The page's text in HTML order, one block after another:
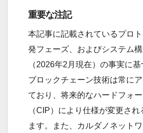
重要な注記
本記事に記載されているプロ
発フェーズ、およびシステム
（2026年2月現在）の事実に基
ブロックチェーン技術は常に
ており、将来的なハードフォ
（CIP）により仕様が変更され
ます。また、カルダノネット